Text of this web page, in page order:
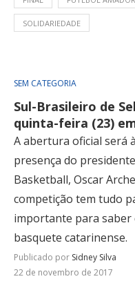
SOLIDARIEDADE
SEM CATEGORIA
Sul-Brasileiro de
quinta-feira (23)
A abertura oficial será
presença do
Basketball, Oscar
competição tem tudo
importante para saber
basquete catarinense.
Publicado por Sidney Silva
22 de novembro de 2017